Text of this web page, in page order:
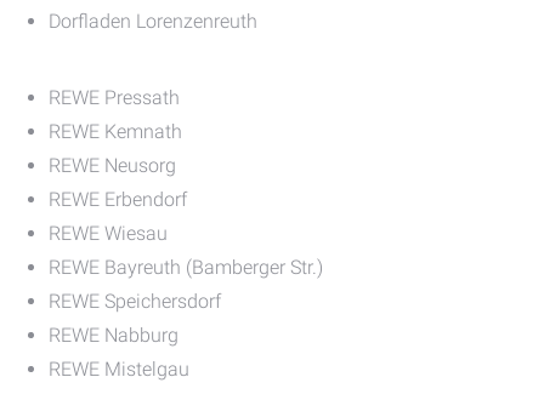
Dorfladen Lorenzenreuth
REWE Pressath
REWE Kemnath
REWE Neusorg
REWE Erbendorf
REWE Wiesau
REWE Bayreuth (Bamberger Str.)
REWE Speichersdorf
REWE Nabburg
REWE Mistelgau